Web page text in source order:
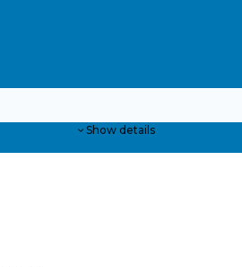
Show details